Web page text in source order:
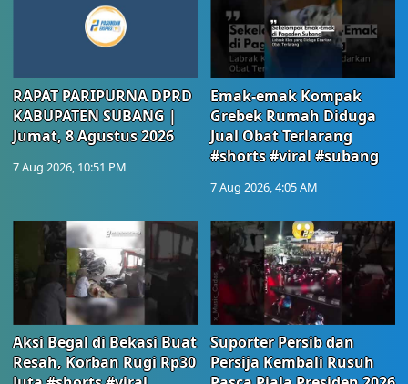
RAPAT PARIPURNA DPRD
KABUPATEN SUBANG |
Jumat, 8 Agustus 2026
7 Aug 2026, 10:51 PM
Emak-emak Kompak
Grebek Rumah Diduga
Jual Obat Terlarang
#shorts #viral #subang
7 Aug 2026, 4:05 AM
Aksi Begal di Bekasi Buat
Resah, Korban Rugi Rp30
Suporter Persib dan
Persija Kembali Rusuh